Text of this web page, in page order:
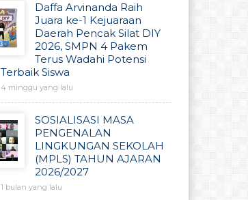
Daffa Arvinanda Raih
Juara ke-1 Kejuaraan
Daerah Pencak Silat DIY
2026, SMPN 4 Pakem
Terus Wadahi Potensi
Terbaik Siswa
4 minggu yang lalu
SOSIALISASI MASA
PENGENALAN
LINGKUNGAN SEKOLAH
(MPLS) TAHUN AJARAN
2026/2027
1 bulan yang lalu